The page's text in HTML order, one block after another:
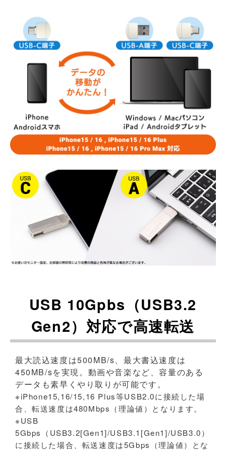
USB 10Gpbs（USB3.2
Gen2）対応で高速転送
最大読込速度は500MB/s、最大書込速度は
450MB/sを実現。動画や音楽など、容量のある
データも素早くやり取りが可能です。
※iPhone15,16/15,16 Plus等USB2.0に接続した場
合、転送速度は480Mbps（理論値）となります。
※USB
5Gbps（USB3.2[Gen1]/USB3.1[Gen1]/USB3.0）
に接続した場合、転送速度は5Gbps（理論値）とな